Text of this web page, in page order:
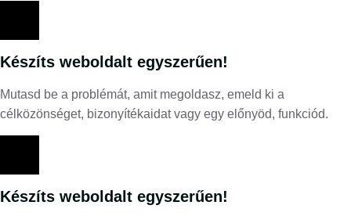
Készíts weboldalt egyszerűen!
Mutasd be a problémát, amit megoldasz, emeld ki a
célközönséget, bizonyítékaidat vagy egy előnyöd, funkciód.
Készíts weboldalt egyszerűen!